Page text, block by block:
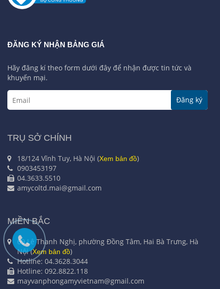
ĐĂNG KÝ NHẬN BẢNG GIÁ
Hãy đăng kí theo form dưới đây để nhận được tin tức và
khuyến mại.
Đăng ký
TRỤ SỞ CHÍNH
18/124 Vĩnh Tuy, Hà Nội (Xem bản đồ)
0903453197
04.3633.5510
amycoltd.mai@gmail.com
MIỀN BẮC
69 Lê Thanh Nghị, phường Đồng Tâm, Hai Bà Trưng, Hà
Nội (Xem bản đồ)
Hotline: 04.3628.3044
Hotline: 092.8822.118
mayvanphongamyvietnam@gmail.com